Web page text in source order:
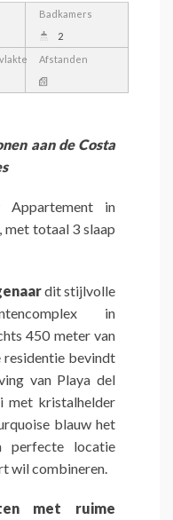
Badkamers
2
Afstanden
aan de Costa
Appartement in
met totaal 3 slaap
dit stijlvolle
in
450 meter van
residentie bevindt
van Playa del
met kristalhelder
blauw het
perfecte locatie
wil combineren.
met ruime